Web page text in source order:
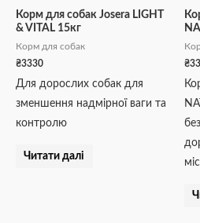
Корм для собак Josera LIGHT
& VITAL 15кг
Корм для собак
₴3330
Для дорослих собак для
зменшення надмірної ваги та
контролю
Читати далі
₴